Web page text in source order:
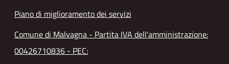
Piano di miglioramento dei servizi
Comune di Malvagna - Partita IVA dell'amministrazione:
00426710836 - PEC: